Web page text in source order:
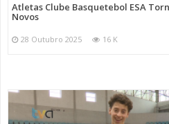
Atletas Clube Basquetebol ESA
Novos
28 Outubro 2025 16 K